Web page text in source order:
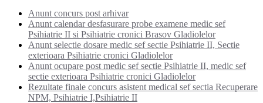
Anunt concurs post arhivar
Anunt calendar desfasurare probe examene medic sef
Psihiatrie II si Psihiatrie cronici Brasov Gladiolelor
Anunt selectie dosare medic sef sectie Psihiatrie II, Sectie
exterioara Psihiatrie cronici Gladiolelor
Anunt ocupare post medic sef sectie Psihiatrie II, medic sef
sectie exterioara Psihiatrie cronici Gladiolelor
Rezultate finale concurs asistent medical sef sectia Recuperare
NPM, Psihiatrie I,Psihiatrie II